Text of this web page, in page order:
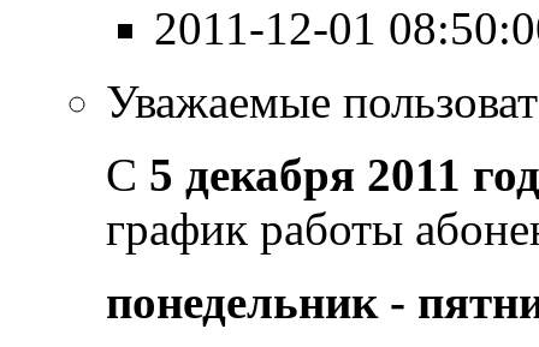
2011-12-01
Уважаемые
С 5 декабря 2011
график работы
понедельник -